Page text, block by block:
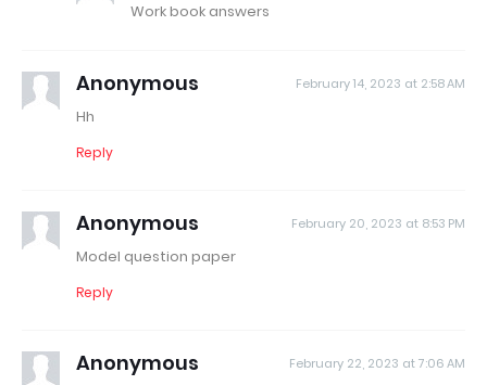
Work book answers
Anonymous February 14, 2023 at 2:58 AM
Hh
Reply
Anonymous February 20, 2023 at 8:53 PM
Model question paper
Reply
Anonymous February 22, 2023 at 7:06 AM